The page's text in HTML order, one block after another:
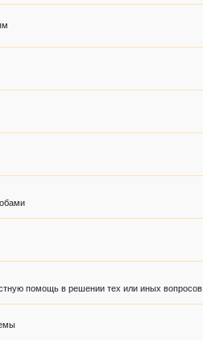
помощь в решении тех или иных вопросов